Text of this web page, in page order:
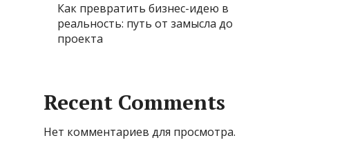
Как превратить бизнес-идею в
реальность: путь от замысла до
проекта
Recent Comments
Нет комментариев для просмотра.